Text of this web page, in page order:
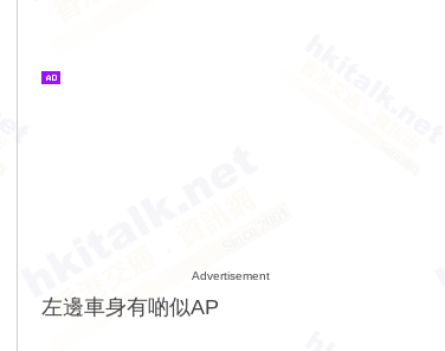
Advertisement
左邊車身有啲似AP